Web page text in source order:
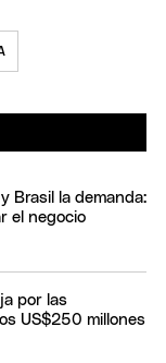
Brasil la demanda:
el negocio
por las
US$250 millones